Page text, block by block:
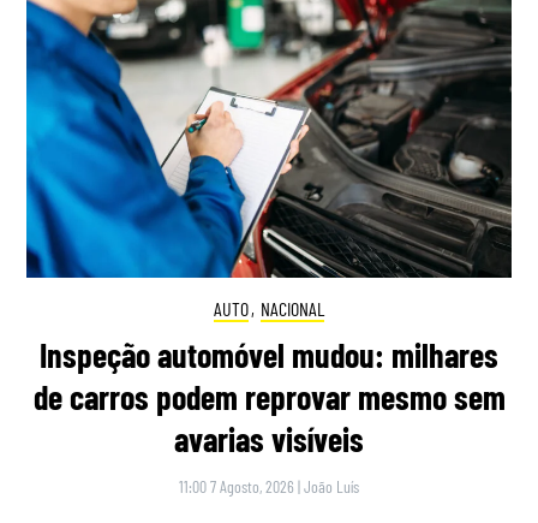
AUTO, NACIONAL
Inspeção automóvel mudou: milhares
de carros podem reprovar mesmo sem
avarias visíveis
11:00 7 Agosto, 2026 |João Luís